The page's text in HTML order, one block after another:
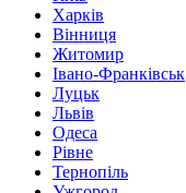
Харків
Вінниця
Житомир
Івано-Франківськ
Луцьк
Львів
Одеса
Рівне
Тернопіль